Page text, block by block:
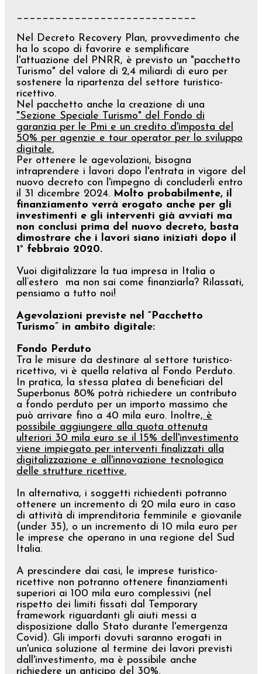
____________________________
Nel Decreto Recovery Plan, provvedimento che
ha lo scopo di favorire e semplificare
l'attuazione del PNRR, è previsto un "pacchetto
Turismo" del valore di 2,4 miliardi di euro per
sostenere la ripartenza del settore turistico-
ricettivo.
Nel pacchetto anche la creazione di una
"Sezione Speciale Turismo" del Fondo di
garanzia per le Pmi e un credito d'imposta del
50% per agenzie e tour operator per lo sviluppo
digitale.
Per ottenere le agevolazioni, bisogna
intraprendere i lavori dopo l'entrata in vigore del
nuovo decreto con l'impegno di concluderli entro
il 31 dicembre 2024. Molto probabilmente, il
finanziamento verrà erogato anche per gli
investimenti e gli interventi già avviati ma
non conclusi prima del nuovo decreto, basta
dimostrare che i lavori siano iniziati dopo il
1° febbraio 2020.
Vuoi digitalizzare la tua impresa in Italia o
all’estero ma non sai come finanziarla? Rilassati,
pensiamo a tutto noi!
Agevolazioni previste nel “Pacchetto
Turismo” in ambito digitale:
Fondo Perduto
Tra le misure da destinare al settore turistico-
ricettivo, vi è quella relativa al Fondo Perduto.
In pratica, la stessa platea di beneficiari del
Superbonus 80% potrà richiedere un contributo
a fondo perduto per un importo massimo che
può arrivare fino a 40 mila euro. Inoltre, è
possibile aggiungere alla quota ottenuta
ulteriori 30 mila euro se il 15% dell'investimento
viene impiegato per interventi finalizzati alla
digitalizzazione e all'innovazione tecnologica
delle strutture ricettive.
In alternativa, i soggetti richiedenti potranno
ottenere un incremento di 20 mila euro in caso
di attività di imprenditoria femminile e giovanile
(under 35), o un incremento di 10 mila euro per
le imprese che operano in una regione del Sud
Italia.
A prescindere dai casi, le imprese turistico-
ricettive non potranno ottenere finanziamenti
superiori ai 100 mila euro complessivi (nel
rispetto dei limiti fissati dal Temporary
framework riguardanti gli aiuti messi a
disposizione dallo Stato durante l'emergenza
Covid). Gli importi dovuti saranno erogati in
un'unica soluzione al termine dei lavori previsti
dall'investimento, ma è possibile anche
richiedere un anticipo del 30%.